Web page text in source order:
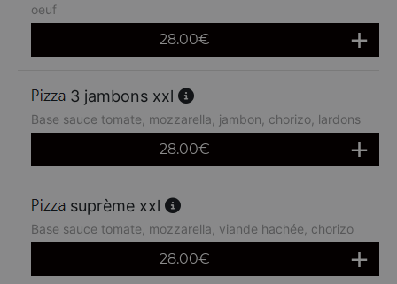
oeuf
28.00€
3 jambons xxl
Base sauce tomate, mozzarella, jambon, chorizo, lardons
28.00€
suprème xxl
Base sauce tomate, mozzarella, viande hachée, chorizo
28.00€